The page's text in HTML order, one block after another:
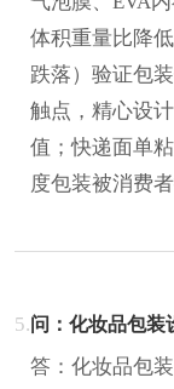
体积重量比降
跌落）验证包
触点，精心设
值；快递面单
度包装被消费者
5.问：化妆品包装
答：化妆品包